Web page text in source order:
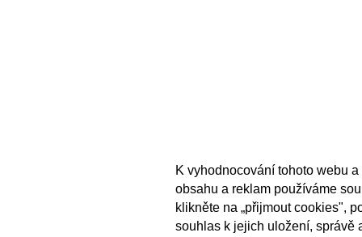
K vyhodnocování tohoto webu
obsahu a reklam používáme
klikněte na „přijmout cookies",
souhlas k jejich uložení, správě